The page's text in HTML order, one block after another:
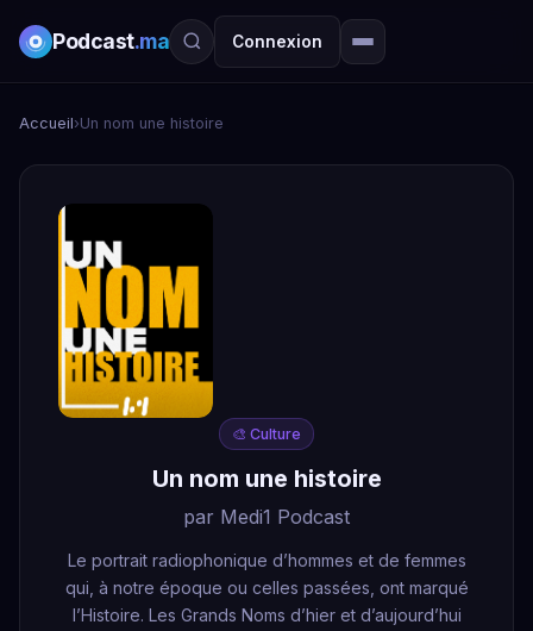
Podcast.ma Connexion
Accueil›Un nom une histoire
🎨 Culture
Un nom une histoire
par Medi1 Podcast
Le portrait radiophonique d’hommes et de femmes
qui, à notre époque ou celles passées, ont marqué
l’Histoire. Les Grands Noms d’hier et d’aujourd’hui